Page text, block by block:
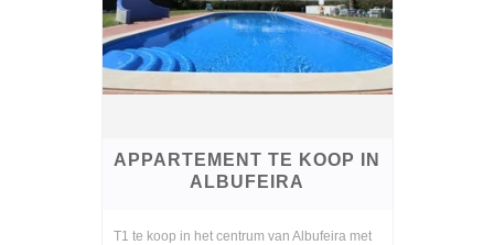
APPARTEMENT TE KOOP IN
ALBUFEIRA
T1 te koop in het centrum van Albufeira met